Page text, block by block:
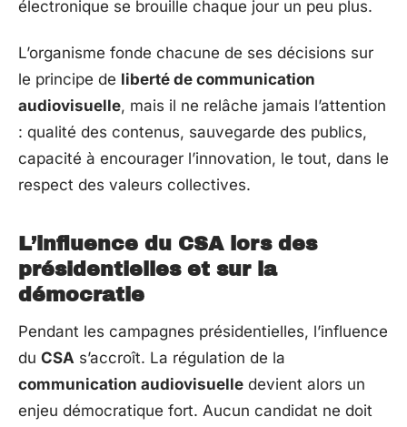
électronique se brouille chaque jour un peu plus.
L’organisme fonde chacune de ses décisions sur
le principe de liberté de communication
audiovisuelle, mais il ne relâche jamais l’attention
: qualité des contenus, sauvegarde des publics,
capacité à encourager l’innovation, le tout, dans le
respect des valeurs collectives.
L’influence du CSA lors des
présidentielles et sur la
démocratie
Pendant les campagnes présidentielles, l’influence
du CSA s’accroît. La régulation de la
communication audiovisuelle devient alors un
enjeu démocratique fort. Aucun candidat ne doit